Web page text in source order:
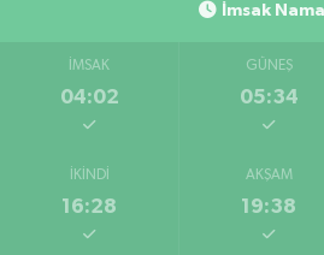
İmsak
İMSAK
04:02
GÜNEŞ
05:34
İKINDI
16:28
AKŞAM
19:38